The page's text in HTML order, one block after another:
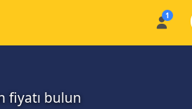
fiyatı bulun